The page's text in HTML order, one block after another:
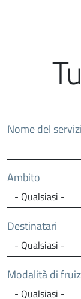
Nome del
Ambito
Destinatari
Modalità di